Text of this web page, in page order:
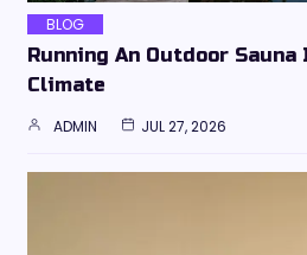
BLOG
Running An Outdoor
Climate
ADMIN JUL 27, 2026